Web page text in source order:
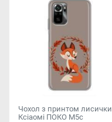
Чохол з принтом лисички
Ксіаомі ПОКО М5с